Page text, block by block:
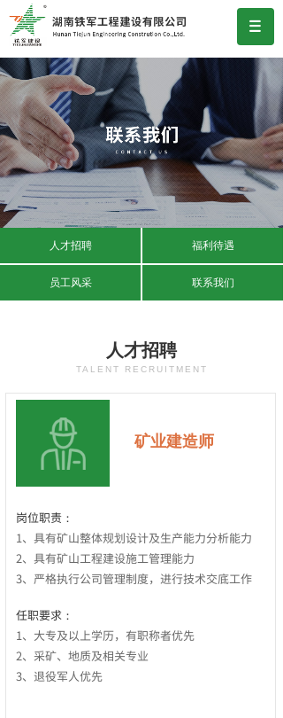
人才招聘 福利待遇
员工风采 联系我们
人才招聘
TALENT RECRUITMENT
矿业建造师
岗位职责：
1、具有矿山整体规划设计及生产能力分析能力
2、具有矿山工程建设施工管理能力
3、严格执行公司管理制度，进行技术交底工作
任职要求：
1、大专及以上学历，有职称者优先
2、采矿、地质及相关专业
3、退役军人优先
按钮文本